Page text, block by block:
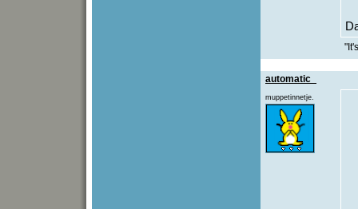
automatic_
muppetinnetje.